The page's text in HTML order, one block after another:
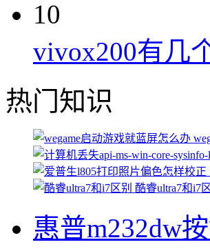
10
vivox200有几
热门知识
酷睿ultra7和i7
惠普m232dw